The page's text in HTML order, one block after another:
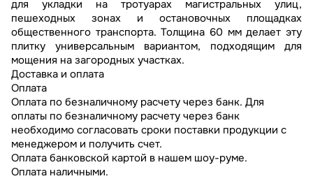
для укладки на тротуарах магистральных улиц,
пешеходных зонах и остановочных площадках
общественного транспорта. Толщина 60 мм делает эту
плитку универсальным вариантом, подходящим для
мощения на загородных участках.
Доставка и оплата
Оплата
Оплата по безналичному расчету через банк. Для
оплаты по безналичному расчету через банк
необходимо согласовать сроки поставки продукции с
менеджером и получить счет.
Оплата банковской картой в нашем шоу-руме.
Оплата наличными.